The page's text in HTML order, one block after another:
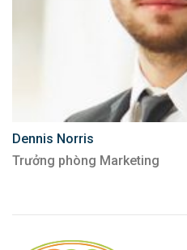
Dennis Norris
Trưởng phòng Marketing